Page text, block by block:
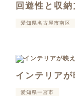
回遊性と収
愛知県名古屋市南区
インテリア
愛知県一宮市